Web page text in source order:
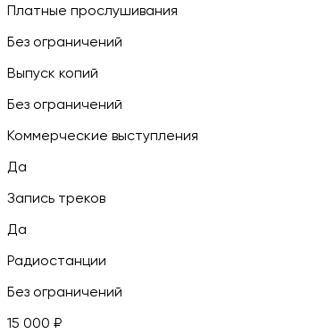
Платные прослушивания
Без ограничений
Выпуск копий
Без ограничений
Коммерческие выступления
Да
Запись треков
Да
Радиостанции
Без ограничений
15 000 ₽